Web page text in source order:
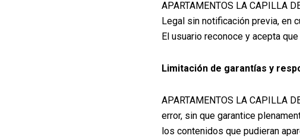
APARTAMENTOS LA CAPILLA
Legal sin notificación previa, en
El usuario reconoce y acepta
Limitación de garantías y
APARTAMENTOS LA CAPILLA
error, sin que garantice
los contenidos que pudieran